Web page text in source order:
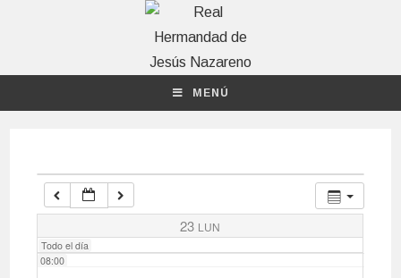
MENÚ
23 LUN
Todo el día
07:00
08:00